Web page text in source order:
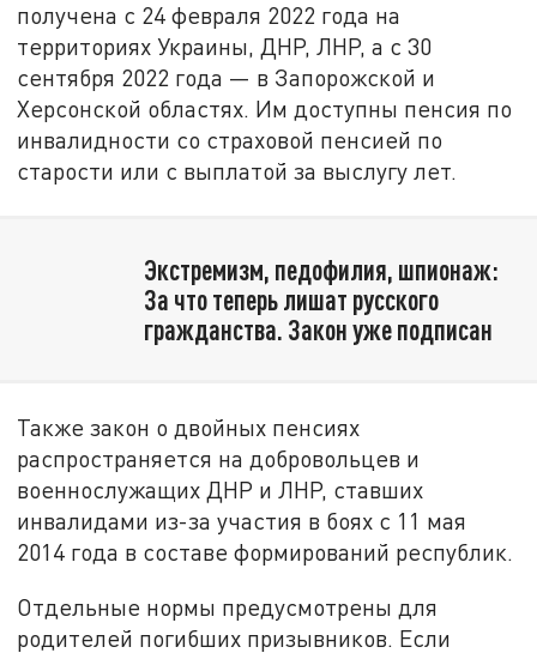
получена с 24 февраля 2022 года на
территориях Украины, ДНР, ЛНР, а с 30
сентября 2022 года — в Запорожской и
Херсонской областях. Им доступны пенсия по
инвалидности со страховой пенсией по
старости или с выплатой за выслугу лет.
Экстремизм, педофилия, шпионаж:
За что теперь лишат русского
гражданства. Закон уже подписан
Также закон о двойных пенсиях
распространяется на добровольцев и
военнослужащих ДНР и ЛНР, ставших
инвалидами из-за участия в боях с 11 мая
2014 года в составе формирований республик.
Отдельные нормы предусмотрены для
родителей погибших призывников. Если